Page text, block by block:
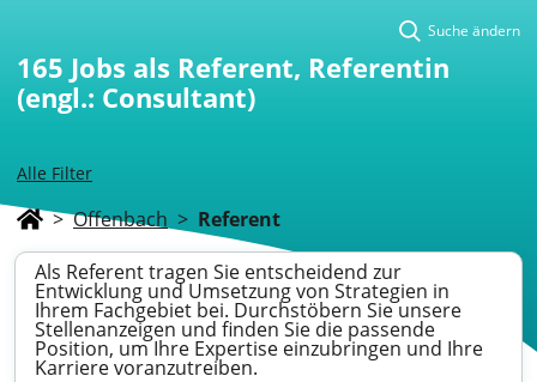
Alle Filter
Suche ändern
165 Jobs als Referent, Referentin
(engl.: Consultant)
> Offenbach > Referent
Als Referent tragen Sie entscheidend zur
Entwicklung und Umsetzung von Strategien in
Ihrem Fachgebiet bei. Durchstöbern Sie unsere
Stellenanzeigen und finden Sie die passende
Position, um Ihre Expertise einzubringen und Ihre
Karriere voranzutreiben.